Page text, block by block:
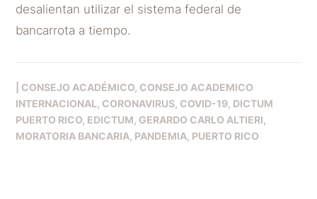
desalientan utilizar el sistema federal de
bancarrota a tiempo.
CONSEJO ACADÉMICO CONSEJO ACADEMICO
INTERNACIONAL CORONAVIRUS COVID-19 DICTUM
PUERTO RICO EDICTUM GERARDO CARLO ALTIERI
MORATORIA BANCARIA PANDEMIA PUERTO RICO